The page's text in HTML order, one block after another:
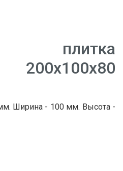
плитка
200х100х80
Ширина - 100 мм. Высота -